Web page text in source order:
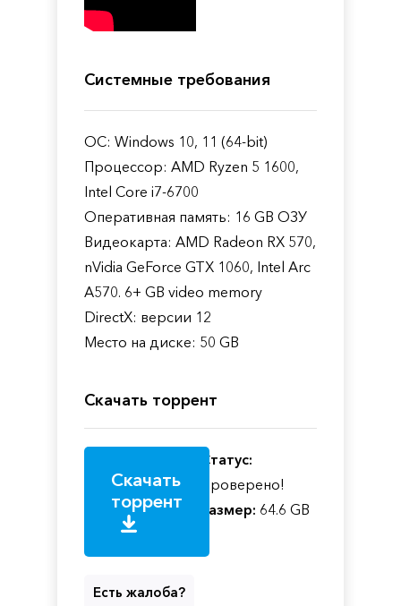
Системные требования
ОС: Windows 10, 11 (64-bit)
Процессор: AMD Ryzen 5 1600,
Intel Core i7-6700
Оперативная память: 16 GB ОЗУ
Видеокарта: AMD Radeon RX 570,
nVidia GeForce GTX 1060, Intel Arc
A570. 6+ GB video memory
DirectX: версии 12
Место на диске: 50 GB
Скачать торрент
Скачать
торрент
Статус:
Проверено!
Размер: 64.6 GB
Есть жалоба?